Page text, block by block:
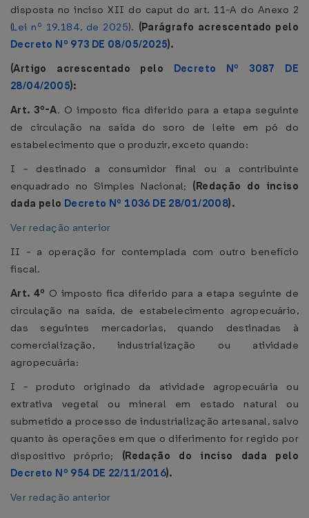
disposta no inciso XII do caput do art. 11-A do Anexo 2
(Lei nº 19.184, de 2025). (Parágrafo acrescentado pelo
Decreto Nº 973 DE 08/05/2025).
(Artigo acrescentado pelo Decreto Nº 3087 DE
28/04/2005):
Art. 3º-A. O imposto fica diferido para a etapa seguinte
de circulação na saída do soro de leite em pó do
estabelecimento que o produzir, exceto quando:
I - destinado a consumidor final ou a contribuinte
enquadrado no Simples Nacional; (Redação do inciso
dada pelo Decreto Nº 1036 DE 28/01/2008).
Ver redação anterior
II - a operação for contemplada com outro benefício
fiscal.
Art. 4º O imposto fica diferido para a etapa seguinte de
circulação na saída, de estabelecimento agropecuário,
das seguintes mercadorias, quando destinadas à
comercialização, industrialização ou atividade
agropecuária:
I - produto originado da atividade agropecuária ou
extrativa vegetal ou mineral em estado natural ou
submetido a processo de industrialização artesanal, salvo
quanto às operações em que o diferimento for regido por
dispositivo próprio; (Redação do inciso dada pelo
Decreto Nº 954 DE 22/11/2016).
Ver redação anterior